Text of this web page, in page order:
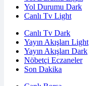
Yol Durumu Dark
Canlı Tv Light
Canlı Tv Dark
Yayın Akışları Light
Yayın Akışları Dark
Nöbetçi Eczaneler
Son Dakika